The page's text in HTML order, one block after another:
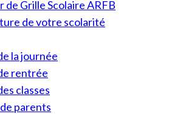
de Grille Scolaire ARFB
de votre scolarité
la journée
rentrée
classes
parents